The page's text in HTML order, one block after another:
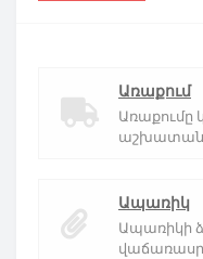
Առաքում
Առաքումը
Ապառիկ
Ապառիկի